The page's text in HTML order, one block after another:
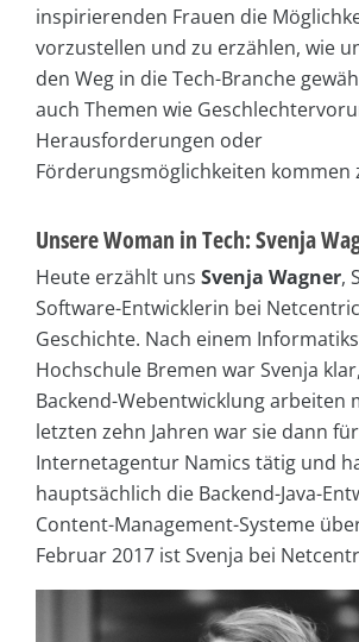
inspirierenden Frauen die
vorzustellen und zu erzählen, wie
den Weg in die Tech-Branche
auch Themen wie
Herausforderungen oder
Förderungsmöglichkeiten kommen
Unsere Woman in Tech: Svenja
Heute erzählt uns Svenja Wagner,
Software-Entwicklerin bei
Geschichte. Nach einem
Hochschule Bremen war Svenja
Backend-Webentwicklung arbeiten
letzten zehn Jahren war sie dann
Internetagentur Namics tätig und
hauptsächlich die Backend-Java-
Content-Management-Systeme
Februar 2017 ist Svenja bei